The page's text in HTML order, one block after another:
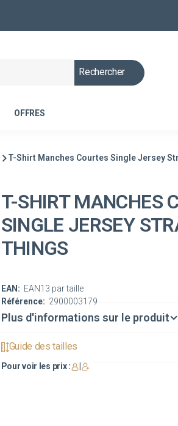
Rechercher
OFFRES
T-Shirt Manches Courtes Single Jersey
T-SHIRT MANCHES
SINGLE JERSEY
THINGS
Référence: 2900003179
EAN: EAN13 par taille
Plus d'informations sur le produit
Guide des tailles
Pour voir les prix :